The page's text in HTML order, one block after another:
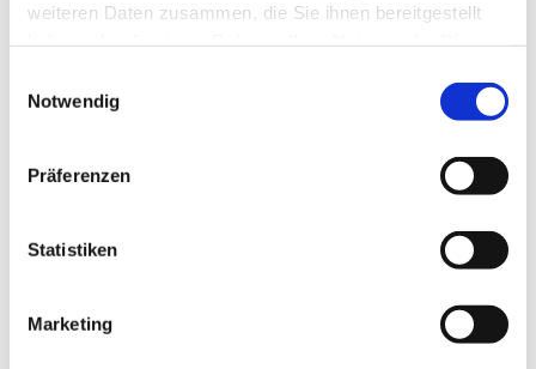
weiteren Daten zusammen, die Sie ihnen bereitgestellt
Notwendig
Präferenzen
Statistiken
Marketing